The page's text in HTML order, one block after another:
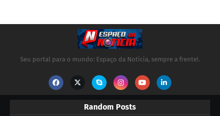
Seu portal para o mundo: Espaço da Notícia, sempre a frente!.
Random Posts